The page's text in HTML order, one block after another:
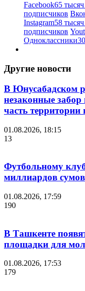
Facebook65
подписчиков
Instagram58
подписчиков
Одноклассники
Другие новости
В Юнусабадском
незаконные
часть
01.08.2026, 18:15
13
Футбольному
миллиардов сумов
01.08.2026, 17:59
190
В Ташкенте
площадки для
01.08.2026, 17:53
179